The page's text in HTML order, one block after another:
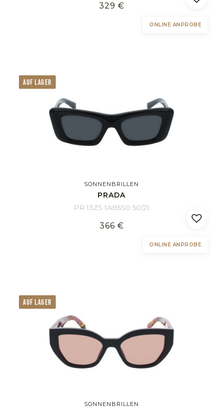
329 €
ONLINE ANPROBE
AUF LAGER
SONNENBRILLEN
PRADA
PR 13ZS 1AB5S0 50/21
366 €
ONLINE ANPROBE
AUF LAGER
SONNENBRILLEN